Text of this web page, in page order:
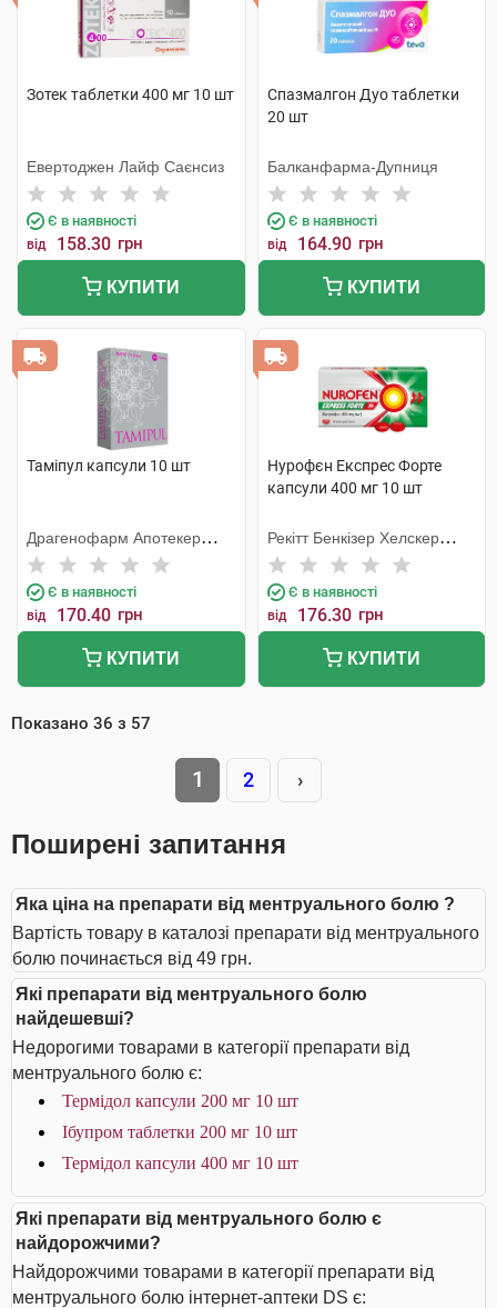
Зотек таблетки 400 мг 10 шт
Евертоджен Лайф Саєнсиз
Є в наявності
від 158.30 грн
КУПИТИ
Спазмалгон Дуо таблетки
20 шт
Балканфарма-Дупниця
Є в наявності
від 164.90 грн
КУПИТИ
Таміпул капсули 10 шт
Драгенофарм Апотекер
Пюшл
Є в наявності
від 170.40 грн
КУПИТИ
Нурофєн Експрес Форте
капсули 400 мг 10 шт
Рекітт Бенкізер Хелскер
Інтернешнл
Є в наявності
від 176.30 грн
КУПИТИ
Показано 36 з 57
1 2 ›
Поширені запитання
Яка ціна на препарати від ментруального болю ?
Вартість товару в каталозі препарати від ментруального
болю починається від 49 грн.
Які препарати від ментруального болю
найдешевші?
Недорогими товарами в категорії препарати від
ментруального болю є:
Термідол капсули 200 мг 10 шт
Ібупром таблетки 200 мг 10 шт
Термідол капсули 400 мг 10 шт
Які препарати від ментруального болю є
найдорожчими?
Найдорожчими товарами в категорії препарати від
ментруального болю інтернет-аптеки DS є: